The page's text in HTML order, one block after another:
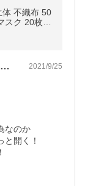
体 不織布 50
スク 20枚
ク 高評価
アプリコットともう一色購入！アプリコッ… 2021/9/25
なのか
開く！